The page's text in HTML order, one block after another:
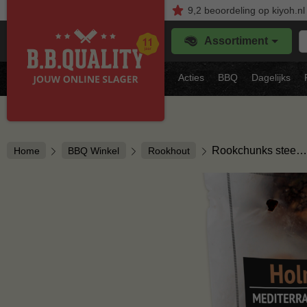
9,2 beoordelingop kiyoh.nl
Assortiment
Acties BBQ Dagelijks
Home BBQ Winkel Rookhout Rookchunks stee…